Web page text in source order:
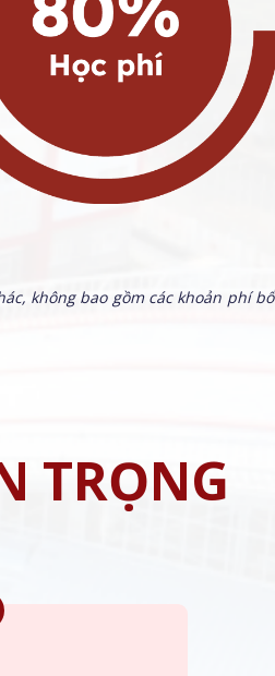
không bao gồm các khoản phí bổ
TRỌNG